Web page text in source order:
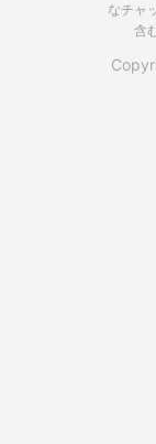
なチャ
含